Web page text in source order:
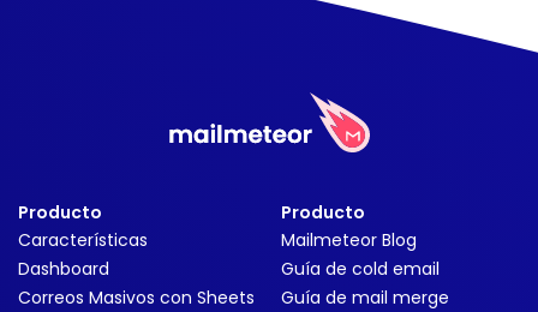
Producto
Características
Dashboard
Correos Masivos con Sheets
Producto
Mailmeteor Blog
Guía de cold email
Guía de mail merge